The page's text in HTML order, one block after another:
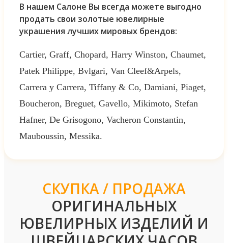
В нашем Салоне Вы всегда можете выгодно
продать свои золотые ювелирные
украшения лучших мировых брендов:
Cartier, Graff, Chopard, Harry Winston, Chaumet,
Patek Philippe, Bvlgari, Van Cleef&Arpels,
Carrera y Carrera, Tiffany & Co, Damiani, Piaget,
Boucheron, Breguet, Gavello, Mikimoto, Stefan
Hafner, De Grisogono, Vacheron Constantin,
Mauboussin, Messika.
СКУПКА / ПРОДАЖА
ОРИГИНАЛЬНЫХ
ЮВЕЛИРНЫХ ИЗДЕЛИЙ И